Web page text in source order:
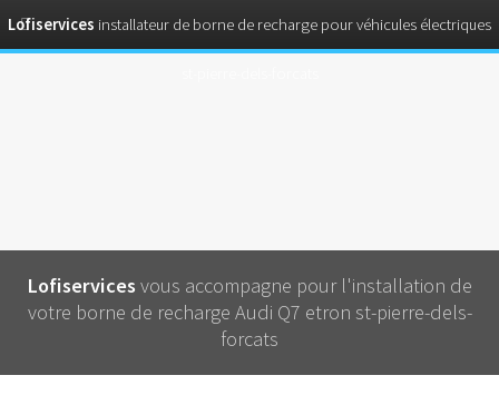
Lofiservices vous accompagne pour l'installation de
votre borne de recharge Audi Q7 etron st-pierre-dels-
forcats
Lofiservices installateur de borne de recharge pour véhicules électriques